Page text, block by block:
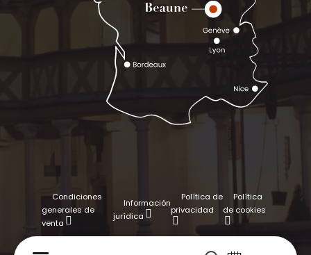
Condiciones
generales de
venta
Información
jurídica
Política de
privacidad
Política
de cookies